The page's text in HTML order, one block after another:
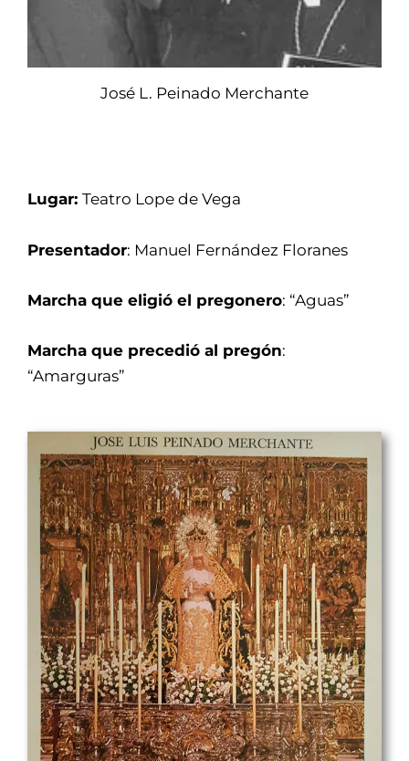
José L. Peinado Merchante
Lugar: Teatro Lope de Vega
Presentador: Manuel Fernández Floranes
Marcha que eligió el pregonero: “Aguas”
Marcha que precedió al pregón:
“Amarguras”